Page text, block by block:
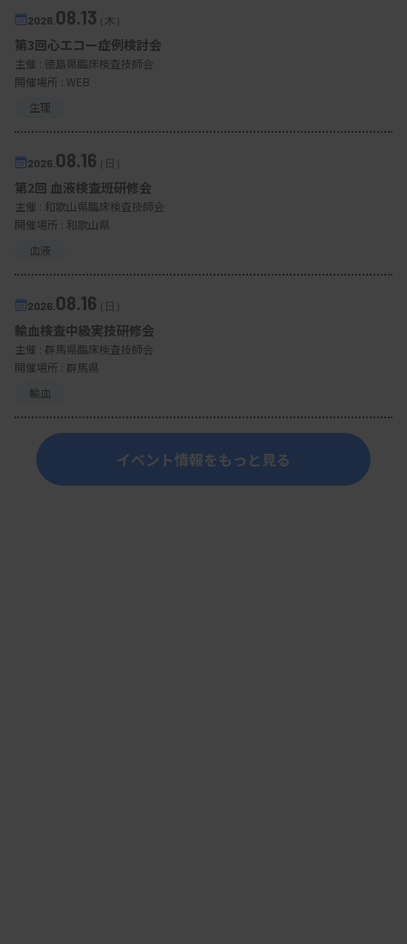
2026. 08.13（木）
第3回心エコー症例検討会
主催 : 徳島県臨床検査技師会
開催場所 : WEB
生理
2026. 08.16（日）
第2回 血液検査班研修会
主催 : 和歌山県臨床検査技師会
開催場所 : 和歌山県
血液
2026. 08.16（日）
輸血検査中級実技研修会
主催 : 群馬県臨床検査技師会
開催場所 : 群馬県
輸血
イベント情報をもっと見る